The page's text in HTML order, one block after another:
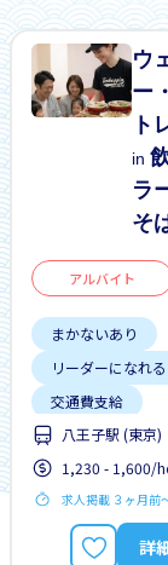
ウ
ー
ト
in
ラ
そ
アルバイト
まかないあり
リーダーになれる
交通費支給
土日勤務有り
外国人勤務中
女性歓迎
履
昇給
正社
八王子駅 (東京)
1,230 - 1,600/
求人掲載 ３ヶ月前
詳